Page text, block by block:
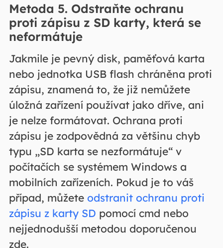
Metoda 5. Odstraňte ochranu
proti zápisu z SD karty, která se
neformátuje
Jakmile je pevný disk, paměťová karta
nebo jednotka USB flash chráněna proti
zápisu, znamená to, že již nemůžete
úložná zařízení používat jako dříve, ani
je nelze formátovat. Ochrana proti
zápisu je zodpovědná za většinu chyb
typu „SD karta se nezformátuje“ v
počítačích se systémem Windows a
mobilních zařízeních. Pokud je to váš
případ, můžete odstranit ochranu proti
zápisu z karty SD pomocí cmd nebo
nejjednodušší metodou doporučenou
zde.